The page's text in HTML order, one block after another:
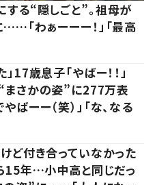
る“隠しごと”。祖母が
「わぁーーー！」「最高
17歳息子「やばー！！」
さかの姿”に277万表
ばーー（笑）」「な、なる
けど付き合っていなかった
15年…小中高と同じだっ